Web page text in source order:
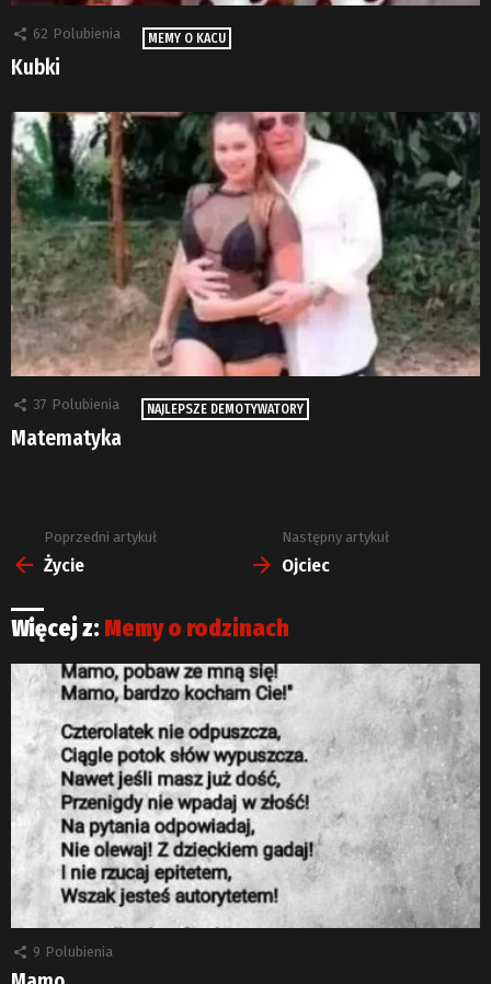
62 Polubienia MEMY O KACU
Kubki
37 Polubienia NAJLEPSZE DEMOTYWATORY
Matematyka
Zobacz
więcej
Poprzedni artykuł
Życie
Następny artykuł
Ojciec
Więcej z: Memy o rodzinach
9 Polubienia